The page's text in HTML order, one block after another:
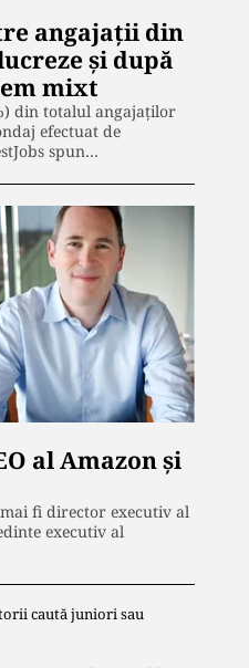
angajații din
și după
mixt
din totalul angajaților
efectuat de
spun…
al Amazon și
fi director executiv al
executiv al